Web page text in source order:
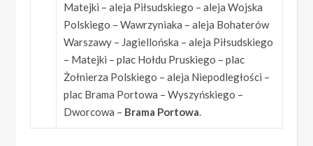
Matejki – aleja Piłsudskiego – aleja Wojska
Polskiego – Wawrzyniaka – aleja Bohaterów
Warszawy – Jagiellońska – aleja Piłsudskiego
– Matejki – plac Hołdu Pruskiego – plac
Żołnierza Polskiego – aleja Niepodległości –
plac Brama Portowa – Wyszyńskiego –
Dworcowa – Brama Portowa.